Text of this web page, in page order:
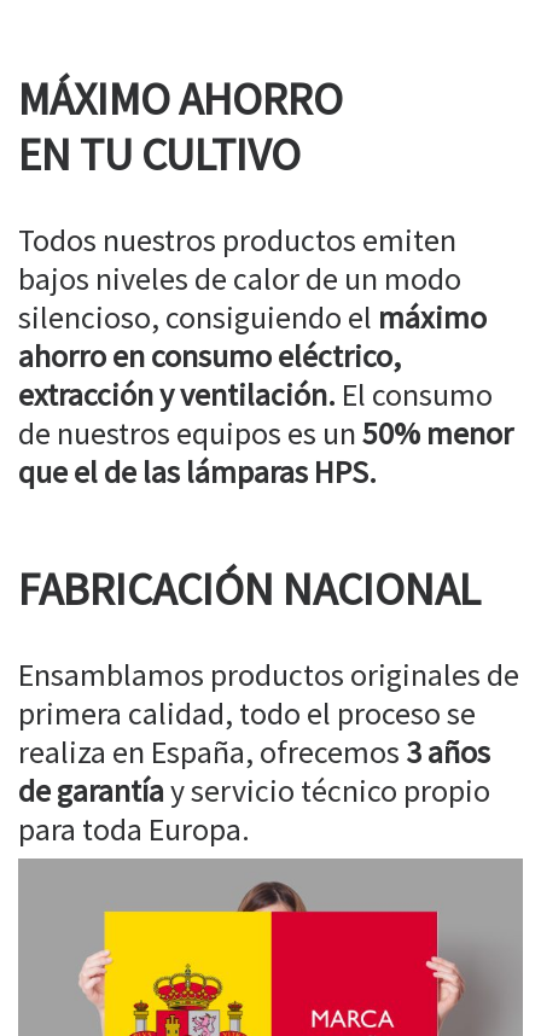
MÁXIMO AHORRO
EN TU CULTIVO
Todos nuestros productos emiten
bajos niveles de calor de un modo
silencioso, consiguiendo el máximo
ahorro en consumo eléctrico,
extracción y ventilación. El consumo
de nuestros equipos es un50% menor
que el de las lámparas HPS.
FABRICACIÓN NACIONAL
Ensamblamos productos originales de
primera calidad, todo el proceso se
realiza en España, ofrecemos 3 años
de garantíay servicio técnico propio
para toda Europa.